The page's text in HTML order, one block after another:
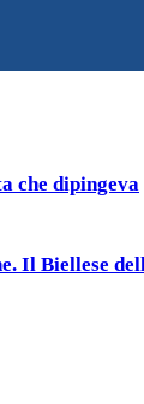
che dipingeva
Il Biellese